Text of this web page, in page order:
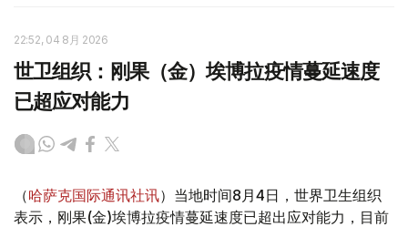
22:52, 04 8月 2026
世卫组织：刚果（金）埃博拉疫情蔓延速度
已超应对能力
（哈萨克国际通讯社讯）当地时间8月4日，世界卫生组织
表示，刚果(金)埃博拉疫情蔓延速度已超出应对能力，目前